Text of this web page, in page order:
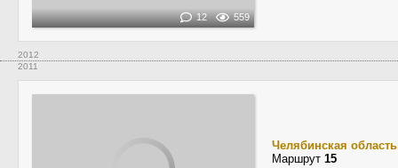
12 559
2012
2011
Челябинская область
Маршрут 15